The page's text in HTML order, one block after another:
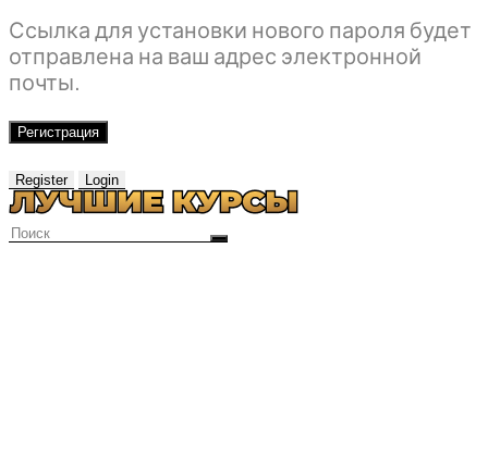
Ссылка для установки нового пароля будет
отправлена ​​на ваш адрес электронной
почты.
Регистрация
Register Login